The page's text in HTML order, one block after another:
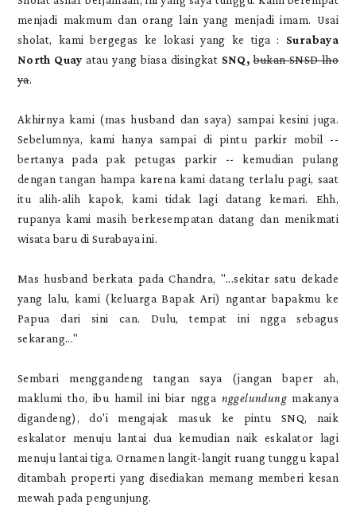
menjadi makmum dan orang lain yang menjadi imam. Usai
sholat, kami bergegas ke lokasi yang ke tiga : Surabaya
North Quayatau yang biasa disingkat SNQ, bukan SNSD lho
ya.
Akhirnya kami (mas husband dan saya) sampai kesini juga.
Sebelumnya, kami hanya sampai di pintu parkir mobil --
bertanya pada pak petugas parkir -- kemudian pulang
dengan tangan hampa karena kami datang terlalu pagi, saat
itu alih-alih kapok, kami tidak lagi datang kemari. Ehh,
rupanya kami masih berkesempatan datang dan menikmati
wisata baru di Surabaya ini.
Mas husband berkata pada Chandra, "...sekitar satu dekade
yang lalu, kami (keluarga Bapak Ari) ngantar bapakmu ke
Papua dari sini can. Dulu, tempat ini ngga sebagus
sekarang..."
Sembari menggandeng tangan saya (jangan baper ah,
maklumi tho, ibu hamil ini biar ngga nggelundungmakanya
digandeng), do'i mengajak masuk ke pintu SNQ, naik
eskalator menuju lantai dua kemudian naik eskalator lagi
menuju lantai tiga. Ornamen langit-langit ruang tunggu kapal
ditambah properti yang disediakan memang memberi kesan
mewah pada pengunjung.